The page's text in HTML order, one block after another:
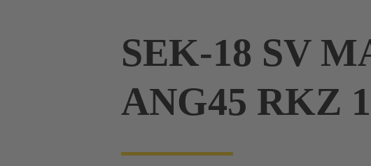
SEK-18 SV
ANG45 RKZ